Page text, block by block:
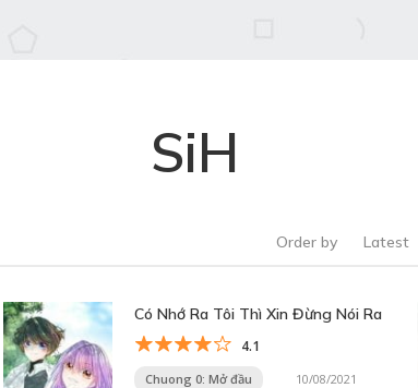
SiH
Order by Latest
Có Nhớ Ra Tôi Thì Xin Đừng Nói Ra
4.1
Chuong 0: Mở đầu 10/08/2021